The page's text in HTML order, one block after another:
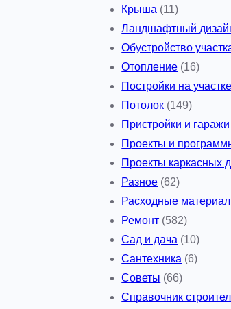
Крыша (11)
Ландшафтный
Обустройство
Отопление (16)
Постройки на участке
Потолок (149)
Пристройки и гаражи
Проекты и
Проекты каркасных
Разное (62)
Расходные
Ремонт (582)
Сад и дача (10)
Сантехника (6)
Советы (66)
Справочник